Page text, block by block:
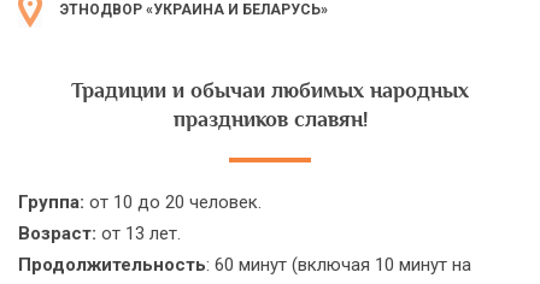
ЭТНОДВОР «УКРАИНА И БЕЛАРУСЬ»
Традиции и обычаи любимых народных
праздников славян!
Группа: от 10 до 20 человек.
Возраст: от 13 лет.
Продолжительность: 60 минут (включая 10 минут на